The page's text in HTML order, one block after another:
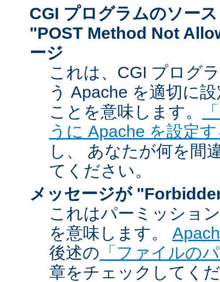
CGI プログラムのソー
"POST Method Not
ージ
これは、CGI プログ
う Apache を適切に
ことを意味します。
うに Apache を設定
し、 あなたが何を間
てください。
メッセージが
これはパーミッショ
を意味します。
後述の 「ファイルの
章をチェックしてく